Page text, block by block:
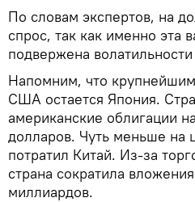
По словам экспертов, на
спрос, так как именно эта
подвержена
Напомним, что
США остается Япония.
американские облигации
долларов. Чуть меньше на
потратил Китай. Из-за
страна сократила
миллиардов.